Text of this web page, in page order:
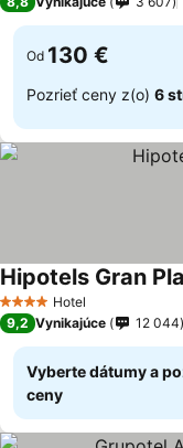
Od 130 €
Pozrieť ceny z(o) 6
4 Počet hviezdičiek
Hotel
Hipotels Gran
9,2 Vynikajúce 12 044
Vyberte dátumy a
ceny